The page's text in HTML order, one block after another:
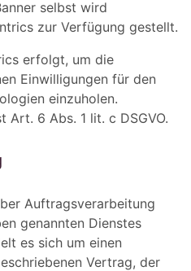
selbst wird
zur Verfügung gestellt.
erfolgt, um die
Einwilligungen für den
einzuholen.
Art. 6 Abs. 1 lit. c DSGVO.
Auftragsverarbeitung
genannten Dienstes
es sich um einen
Vertrag, der